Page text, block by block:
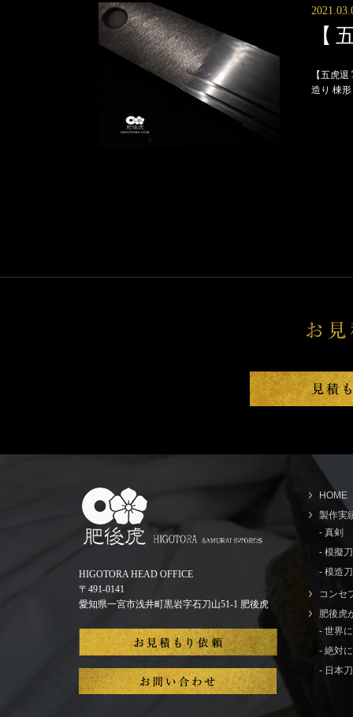
【
【五虎
造り 棟
HIGOTORA HEAD OFFICE
〒491-0141
愛知県一宮市浅井町黒岩字石刀山51-1 肥後虎
HOME
製作実
- 真剣
- 模擬
- 模造刀
コンセ
肥後虎
- 世界
- 絶対
- 日本